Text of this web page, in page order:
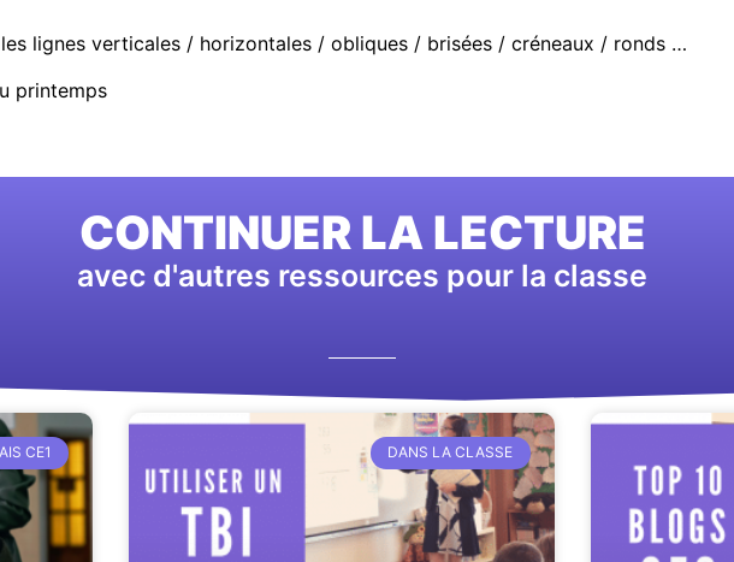
lignes verticales / horizontales / obliques / brisées / créneaux / ronds …
printemps
CONTINUER LA LECTURE
avec d'autres ressources pour la classe
CE1 DANS LA CLASSE